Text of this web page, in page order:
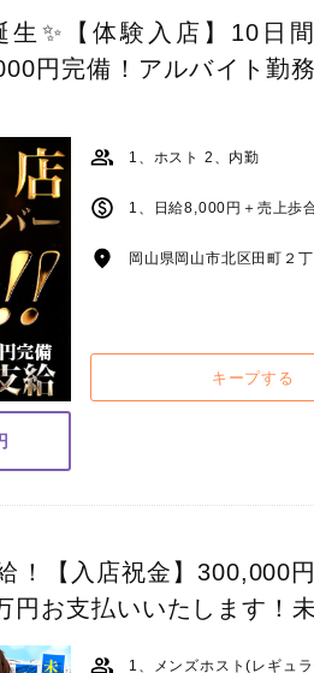
✨【体験入店】10日
円完備！アルバイト勤
1、ホスト 2、内勤
1、日給8,000円＋売上歩
岡山県岡山市北区田町２
キープする
！【入店祝金】300,000
円お支払いいたします！
ったりしています！